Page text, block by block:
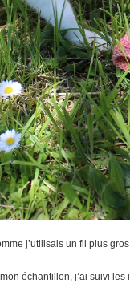
j’utilisais un fil plus
échantillon, j’ai suivi